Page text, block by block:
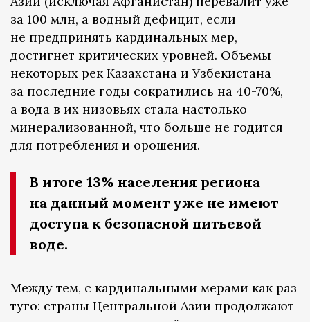
за 100 млн, а водный дефицит, если
не предпринять кардинальных мер,
достигнет критических уровней. Объемы
некоторых рек Казахстана и Узбекистана
за последние годы сократились на 40-70%,
а вода в их низовьях стала настолько
минерализованной, что больше не годится
для потребления и орошения.
В итоге 13% населения региона
на данный момент уже не имеют
доступа к безопасной питьевой
воде.
Между тем, с кардинальными мерами как раз
туго: страны Центральной Азии продолжают